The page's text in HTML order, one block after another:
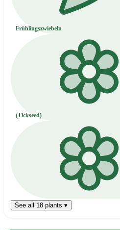
Frühlingszwiebeln
(Tickseed)
See all 18 plants ▾